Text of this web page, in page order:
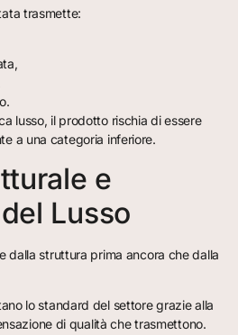
trasmette:
lusso, il prodotto rischia di essere
a una categoria inferiore.
e
Lusso
dalla struttura prima ancora che dalla
lo standard del settore grazie alla
di qualità che trasmettono.